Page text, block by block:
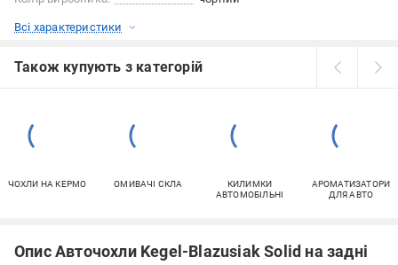
Всі характеристики
Також купують з категорій
ЧОХЛИ НА КЕРМО ОМИВАЧІ СКЛА
КИЛИМКИ
АВТОМОБІЛЬНІ
АРОМАТИЗАТОРИ
ДЛЯ АВТО
Опис Авточохли Kegel-Blazusiak Solid на задні